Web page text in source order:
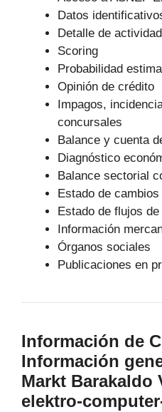
Datos
Detalle de actividad
Scoring
Probabilidad
Opinión de crédito
Impagos,
concursales
Balance y cuenta
Diagnóstico
Balance sectorial
Estado de
Estado de flujos
Información
Órganos sociales
Publicaciones en
Información de
Información
Markt Barakaldo
elektro-